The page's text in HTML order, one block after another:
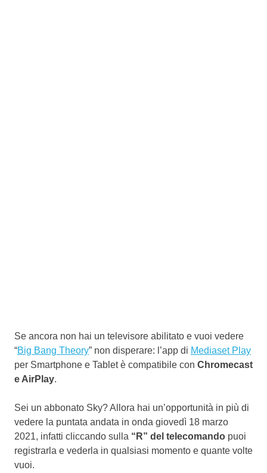
Se ancora non hai un televisore abilitato e vuoi vedere
“Big Bang Theory” non disperare: l’app di Mediaset Play
per Smartphone e Tablet è compatibile con Chromecast
e AirPlay.
Sei un abbonato Sky? Allora hai un’opportunità in più di
vedere la puntata andata in onda giovedì 18 marzo
2021, infatti cliccando sulla “R” del telecomando puoi
registrarla e vederla in qualsiasi momento e quante volte
vuoi.